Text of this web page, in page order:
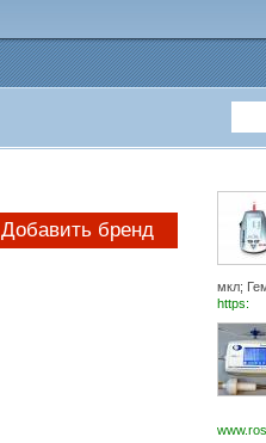
мкл;
https:
Добавить бренд